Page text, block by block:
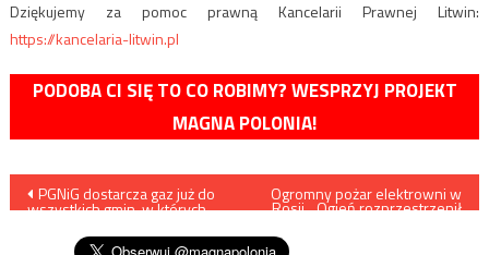
Dziękujemy za pomoc prawną Kancelarii Prawnej Litwin:
https://kancelaria-litwin.pl
PODOBA CI SIĘ TO CO ROBIMY? WESPRZYJ PROJEKT
MAGNA POLONIA!
Nawigacja
wpisu
PGNiG dostarcza gaz już do
wszystkich gmin, w których
Ogromny pożar elektrowni w
Rosji. „Ogień rozprzestrzenił